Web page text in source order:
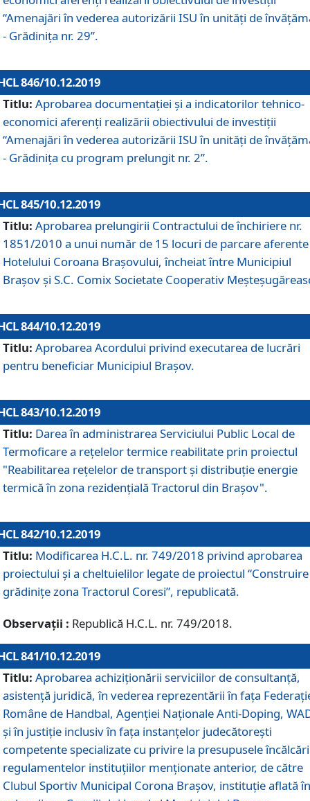
“Amenajări în vederea autorizării ISU în unități de
- Grădinița nr. 29”.
846/10.12.2019
Titlu: Aprobarea documentației și a indicatorilor tehnico-
economici aferenți realizării obiectivului de investiții
“Amenajări în vederea autorizării ISU în unități de
- Grădinița cu program prelungit nr. 2”.
845/10.12.2019
Titlu: Aprobarea prelungirii Contractului de închiriere nr.
1851/2010 a unui număr de 15 locuri de parcare aferente
Hotelului Coroana Brașovului, încheiat între Municipiul
Braşov şi S.C. Comix Societate Cooperativ
844/10.12.2019
Titlu: Aprobarea Acordului privind executarea de lucrări
pentru beneficiar Municipiul Brașov.
843/10.12.2019
Titlu: Darea în administrarea Serviciului Public Local de
Termoficare a rețelelor termice reabilitate prin proiectul
"Reabilitarea reţelelor de transport şi distribuţie energie
termică în zona rezidenţială Tractorul din Braşov".
842/10.12.2019
Titlu: Modificarea H.C.L. nr. 749/2018 privind aprobarea
proiectului și a cheltuielilor legate de proiectul “Construire
grădinițe zona Tractorul Coresi”, republicată.
Observații : Republică H.C.L. nr. 749/2018.
841/10.12.2019
Titlu: Aprobarea achiziționării serviciilor de consultanță,
asistență juridică, în vederea reprezentării în fața
Române de Handbal, Agenției Naționale Anti-Doping,
și în justiție inclusiv în fața instanțelor judecătorești
competente specializate cu privire la presupusele
regulamentelor instituțiilor menționate anterior, de către
Clubul Sportiv Municipal Corona Braşov, instituție aflată în